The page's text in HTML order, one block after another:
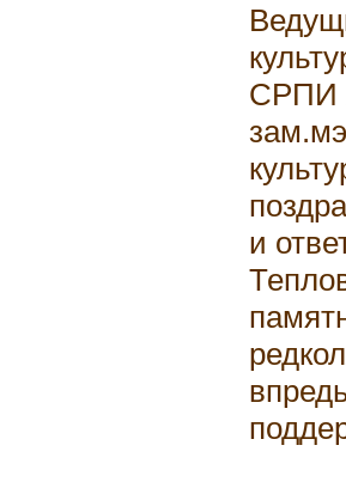
СРПИ
и